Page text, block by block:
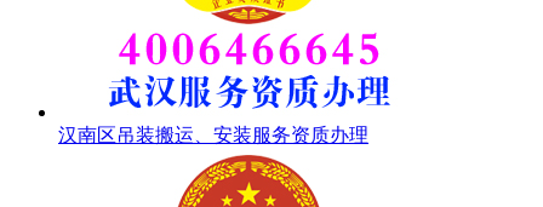
汉南区吊装搬运、安装服务资质办理